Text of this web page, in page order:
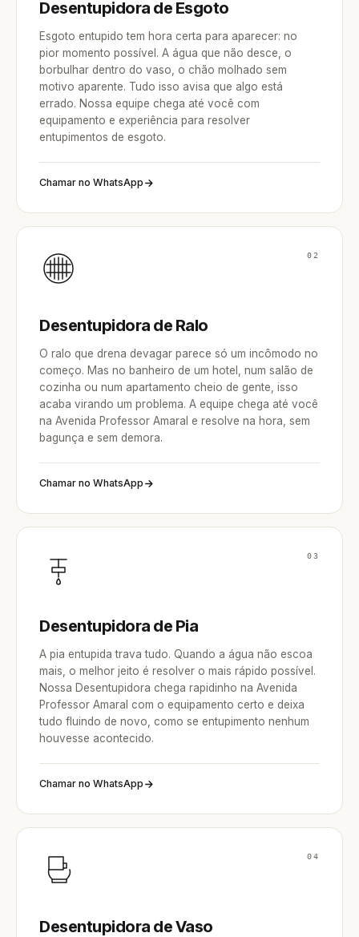
Desentupidora de Esgoto
Esgoto entupido tem hora certa para aparecer: no
pior momento possível. A água que não desce, o
borbulhar dentro do vaso, o chão molhado sem
motivo aparente. Tudo isso avisa que algo está
errado. Nossa equipe chega até você com
equipamento e experiência para resolver
entupimentos de esgoto.
Chamar no WhatsApp
02
Desentupidora de Ralo
O ralo que drena devagar parece só um incômodo no
começo. Mas no banheiro de um hotel, num salão de
cozinha ou num apartamento cheio de gente, isso
acaba virando um problema. A equipe chega até você
na Avenida Professor Amaral e resolve na hora, sem
bagunça e sem demora.
Chamar no WhatsApp
03
Desentupidora de Pia
A pia entupida trava tudo. Quando a água não escoa
mais, o melhor jeito é resolver o mais rápido possível.
Nossa Desentupidora chega rapidinho na Avenida
Professor Amaral com o equipamento certo e deixa
tudo fluindo de novo, como se entupimento nenhum
houvesse acontecido.
Chamar no WhatsApp
04
Desentupidora de Vaso